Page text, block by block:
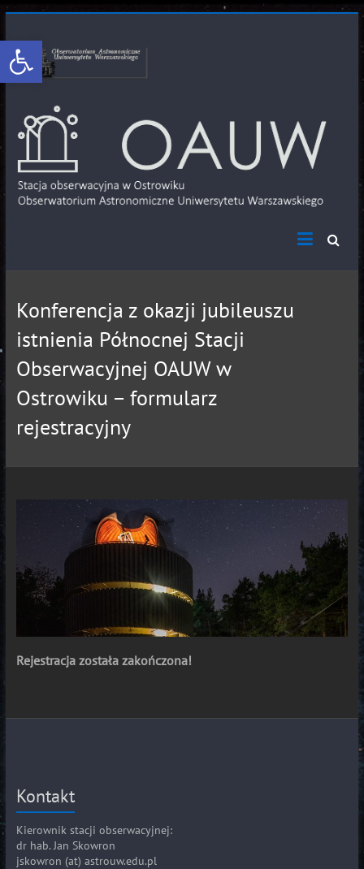
Otwórz pasek narzędzi
Konferencja z okazji jubileuszu
istnienia Północnej Stacji
Obserwacyjnej OAUW w
Ostrowiku – formularz
rejestracyjny
Rejestracja została zakończona!
Kontakt
Kierownik stacji obserwacyjnej:
dr hab. Jan Skowron
jskowron (at) astrouw.edu.pl